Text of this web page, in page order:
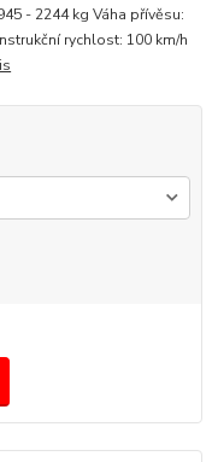
- 2244 kg Váha přívěsu:
rychlost: 100 km/h